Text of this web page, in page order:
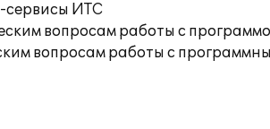
сервисы ИТС
вопросам работы с
вопросам работы с